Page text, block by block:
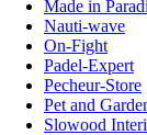
Made in
Nauti-wave
On-Fight
Padel-Expert
Pecheur-Store
Pet and
Slowood